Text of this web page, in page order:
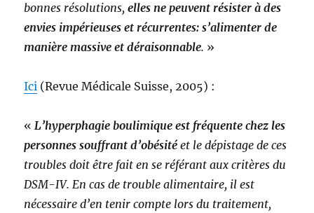
bonnes résolutions,elles ne peuvent résister à des
envies impérieuses et récurrentes: s’alimenter de
manière massive et déraisonnable. »
Ici (Revue Médicale Suisse, 2005) :
«L’hyperphagie boulimique est fréquente chez les
personnes souffrant d’obésité et le dépistage de ces
troubles doit être fait en se référant aux critères du
DSM-IV. En cas de trouble alimentaire, il est
nécessaire d’en tenir compte lors du traitement,